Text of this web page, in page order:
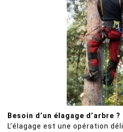
Besoin d’un élagage d’arbre ?
L’élagage est une opération